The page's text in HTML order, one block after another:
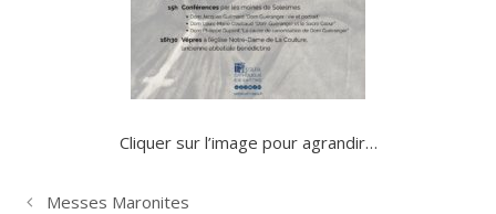
Cliquer sur l’image pour agrandir…
Messes Maronites